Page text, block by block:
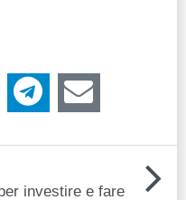
investire e fare